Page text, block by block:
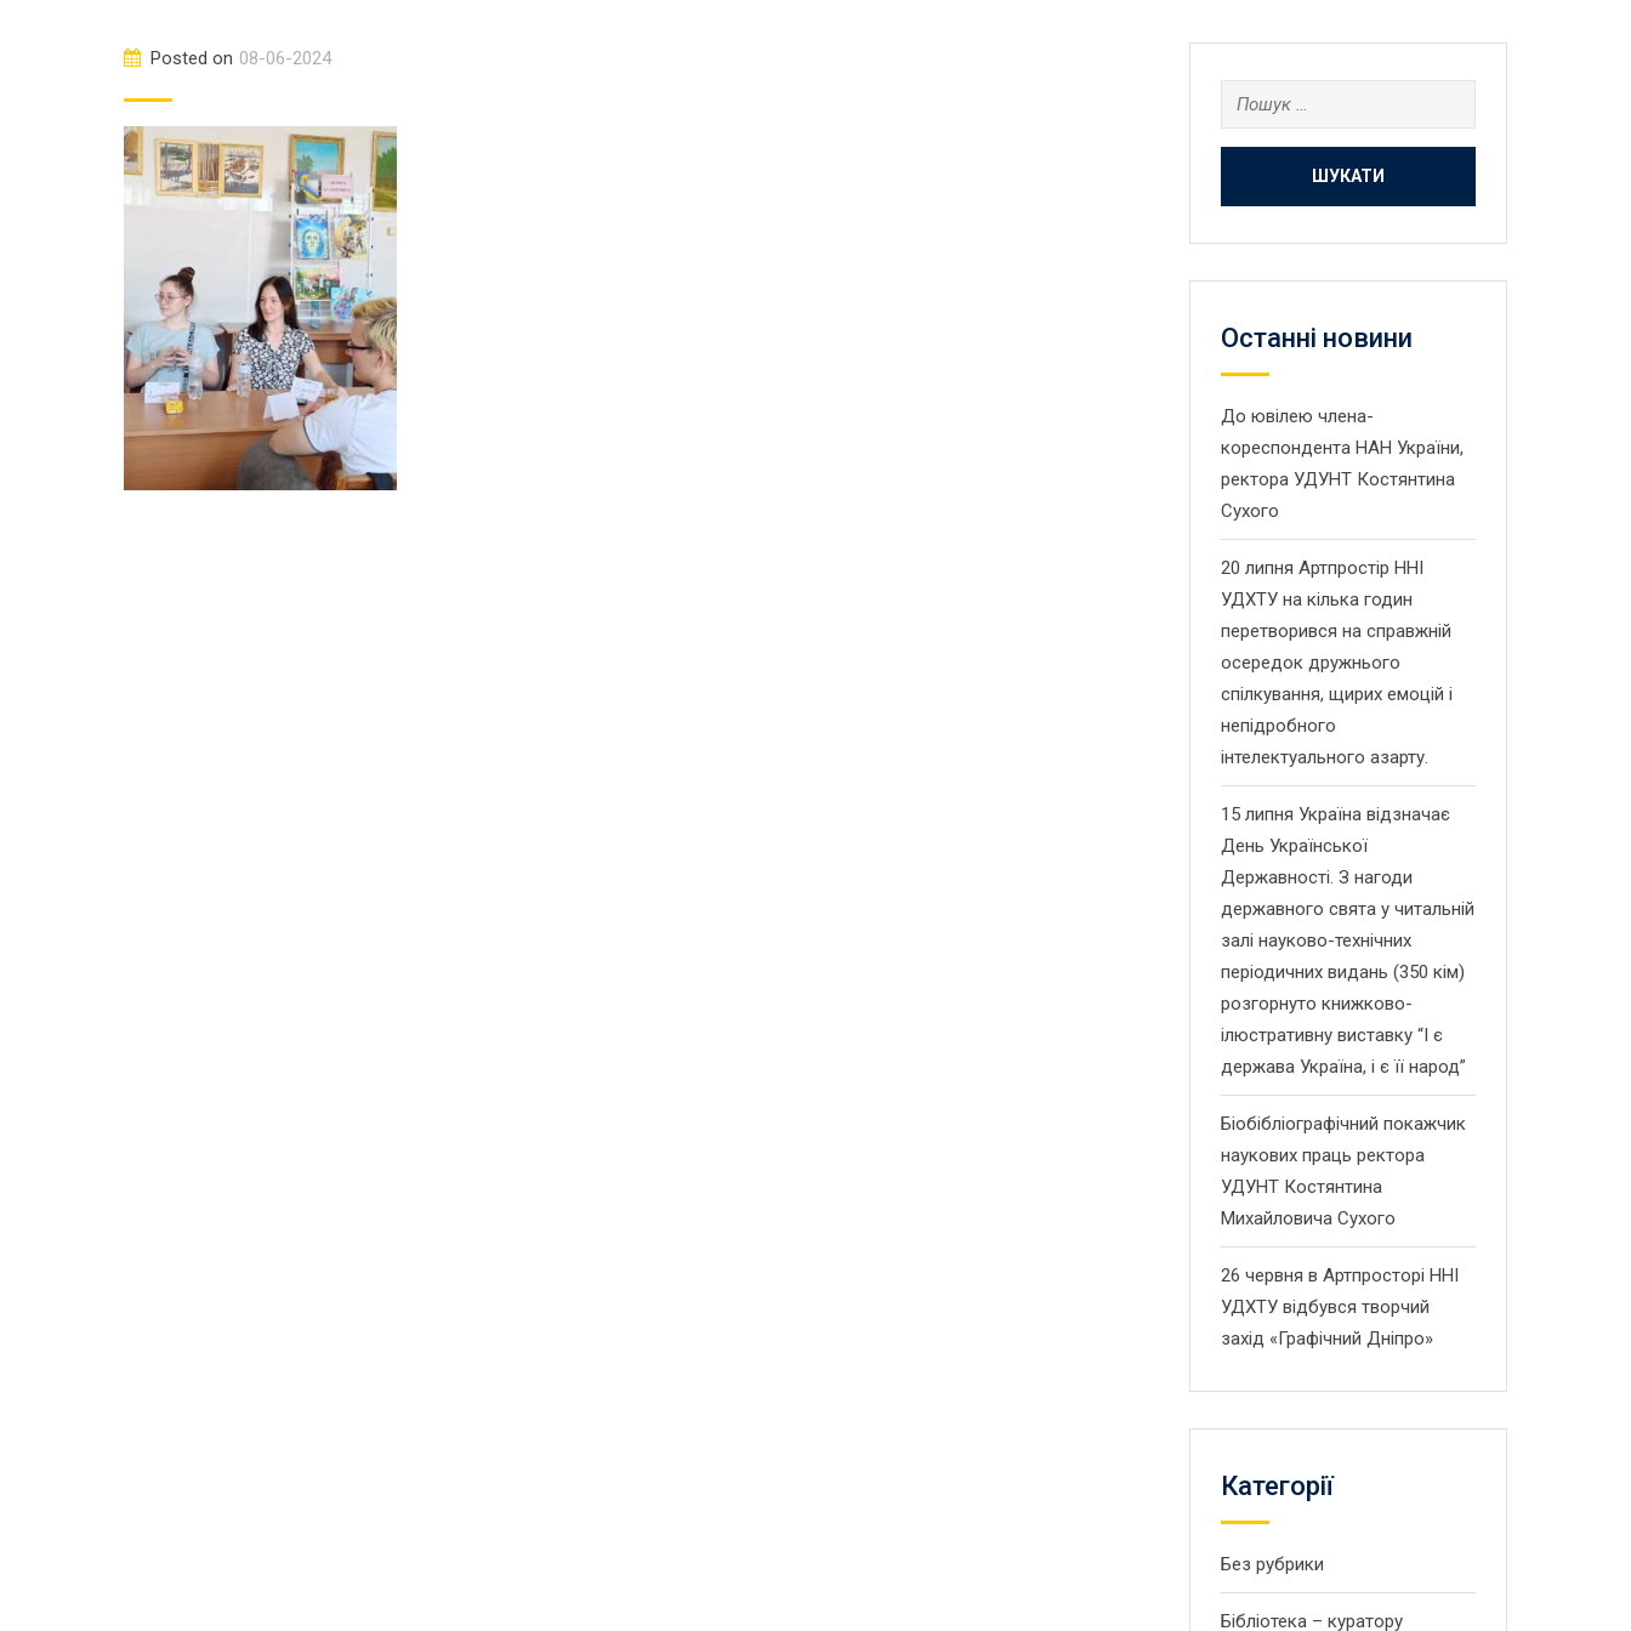
Posted on 08-06-2024
Пошук:
Останнi новини
До ювілею члена-
кореспондента НАН України,
ректора УДУНТ Костянтина
Сухого
20 липня Артпростір ННІ
УДХТУ на кілька годин
перетворився на справжній
осередок дружнього
спілкування, щирих емоцій і
непідробного
інтелектуального азарту.
15 липня Україна відзначає
День Української
Державності. З нагоди
державного свята у читальній
залі науково-технічних
періодичних видань (350 кім)
розгорнуто книжково-
ілюстративну виставку “І є
держава Україна, і є її народ”
Біобібліографічний покажчик
наукових праць ректора
УДУНТ Костянтина
Михайловича Сухого
26 червня в Артпросторі ННІ
УДХТУ відбувся творчий
захід «Графічний Дніпро»
Категорії
Без рубрики
Бібліотека – куратору